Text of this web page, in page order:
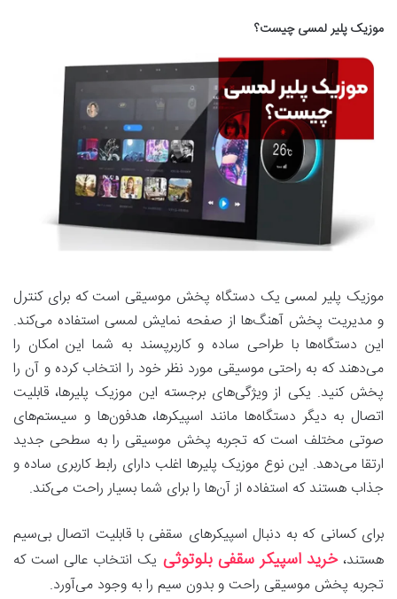
موزیک پلیر لمسی چیست؟
موزیک پلیر لمسی یک دستگاه پخش موسیقی است که برای کنترل
و مدیریت پخش آهنگ‌ها از صفحه نمایش لمسی استفاده می‌کند.
این دستگاه‌ها با طراحی ساده و کاربرپسند به شما این امکان را
می‌دهند که به راحتی موسیقی مورد نظر خود را انتخاب کرده و آن را
پخش کنید. یکی از ویژگی‌های برجسته این موزیک پلیرها، قابلیت
اتصال به دیگر دستگاه‌ها مانند اسپیکرها، هدفون‌ها و سیستم‌های
صوتی مختلف است که تجربه پخش موسیقی را به سطحی جدید
ارتقا می‌دهد. این نوع موزیک پلیرها اغلب دارای رابط کاربری ساده و
جذاب هستند که استفاده از آن‌ها را برای شما بسیار راحت می‌کند.
برای کسانی که به دنبال اسپیکرهای سقفی با قابلیت اتصال بی‌سیم
هستند، خرید اسپیکر سقفی بلوتوثی یک انتخاب عالی است که
تجربه پخش موسیقی راحت و بدون سیم را به وجود می‌آورد.